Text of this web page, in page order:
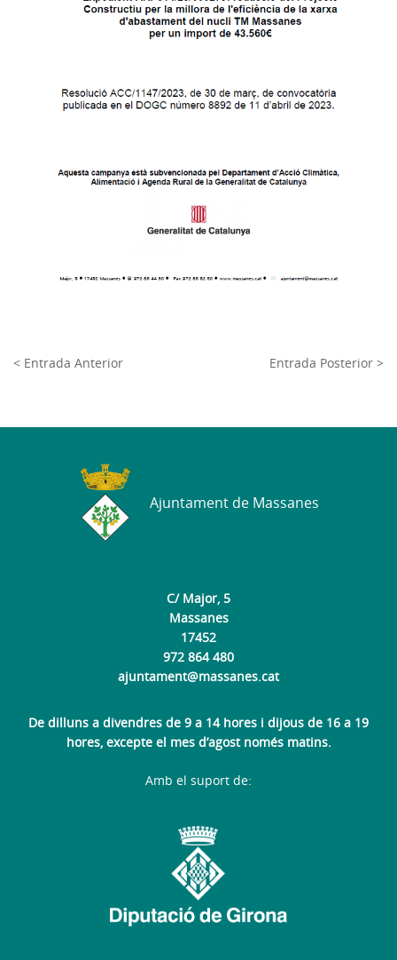
< Entrada Anterior Entrada Posterior >
C/ Major, 5
Massanes
17452
972 864 480
ajuntament@massanes.cat
De dilluns a divendres de 9 a 14 hores i dijous de 16 a 19
hores, excepte el mes d’agost només matins.
Ajuntament de Massanes
Amb el suport de: